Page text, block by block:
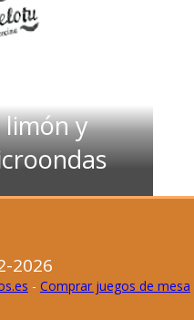
limón y
2026
- Comprar juegos de mesa